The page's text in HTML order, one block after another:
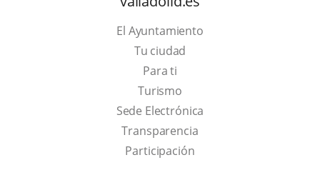
El Ayuntamiento
Tu ciudad
Para ti
TurismoThis
link
will
open
Sede Electrónica
Transparencia
Participación